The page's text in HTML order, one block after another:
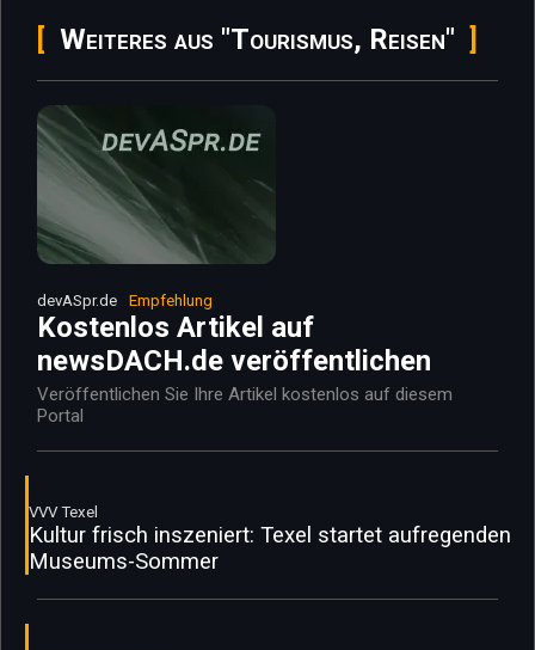
Weiteres aus "Tourismus, Reisen"
devASpr.de Empfehlung
Kostenlos Artikel auf
newsDACH.de veröffentlichen
Veröffentlichen Sie Ihre Artikel kostenlos auf diesem
Portal
VVV Texel
Kultur frisch inszeniert: Texel startet aufregenden
Museums-Sommer